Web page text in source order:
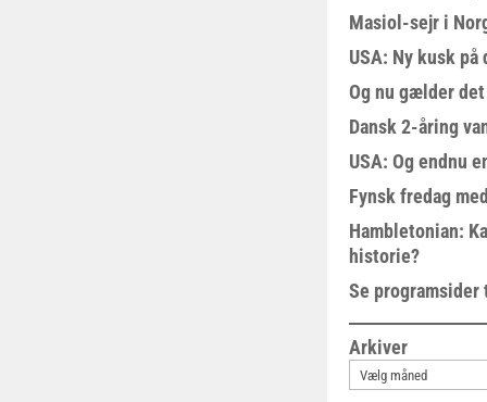
Masiol-sejr i
USA: Ny kusk på
Og nu gælder
Dansk 2-åring
USA: Og endnu
Fynsk fredag
Hambletonian:
historie?
Se
Arkiver